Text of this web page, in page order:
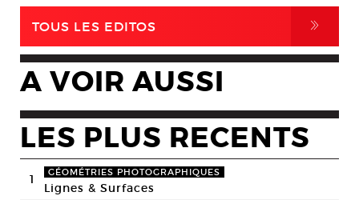
TOUS LES EDITOS ,
A VOIR AUSSI
LES PLUS RECENTS
1 GÉOMÉTRIES PHOTOGRAPHIQUES
Lignes & Surfaces